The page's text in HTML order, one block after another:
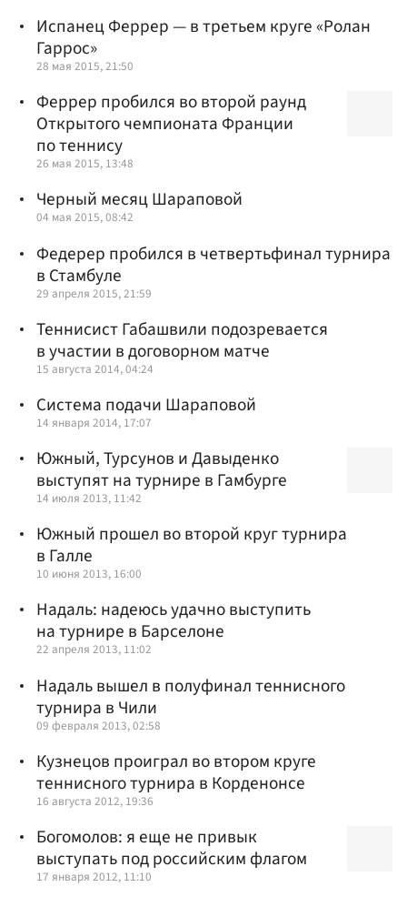
Испанец Феррер — в третьем круге «Ролан
Гаррос»
28 мая 2015, 21:50
Феррер пробился во второй раунд
Открытого чемпионата Франции
по теннису
26 мая 2015, 13:48
Черный месяц Шараповой
04 мая 2015, 08:42
Федерер пробился в четвертьфинал турнира
в Стамбуле
29 апреля 2015, 21:59
Теннисист Габашвили подозревается
в участии в договорном матче
15 августа 2014, 04:24
Система подачи Шараповой
14 января 2014, 17:07
Южный, Турсунов и Давыденко
выступят на турнире в Гамбурге
14 июля 2013, 11:42
Южный прошел во второй круг турнира
в Галле
10 июня 2013, 16:00
Надаль: надеюсь удачно выступить
на турнире в Барселоне
22 апреля 2013, 11:02
Надаль вышел в полуфинал теннисного
турнира в Чили
09 февраля 2013, 02:58
Кузнецов проиграл во втором круге
теннисного турнира в Корденонсе
16 августа 2012, 19:36
Богомолов: я еще не привык
выступать под российским флагом
17 января 2012, 11:10